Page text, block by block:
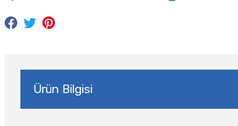
Ürün Bilgisi